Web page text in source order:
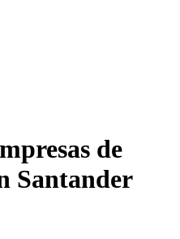
de
Santander